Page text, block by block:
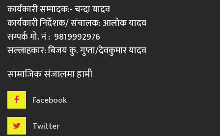
कार्यकारी सम्पादक:- चन्दा यादव
कार्यकारी निर्देशक/ संचालक: आलोक यादव
सम्पर्क मो. नं : 9819992976
सल्लाहकार: बिजय कु. गुप्ता/देवकुमार यादव
सामाजिक संजालमा हामी
Facebook
Twitter